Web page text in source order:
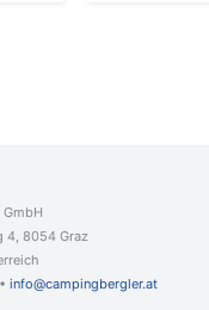
4, 8054 Graz
​ • info@campingbergler.at​